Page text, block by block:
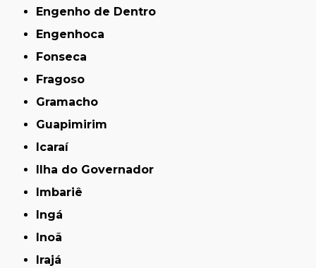
Engenho de Dentro
Engenhoca
Fonseca
Fragoso
Gramacho
Guapimirim
Icaraí
Ilha do Governador
Imbariê
Ingá
Inoã
Irajá